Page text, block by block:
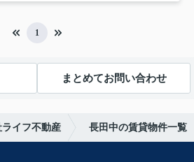
1
まとめてお問い合わせ
イフ不動産 長田中の賃貸物件一覧